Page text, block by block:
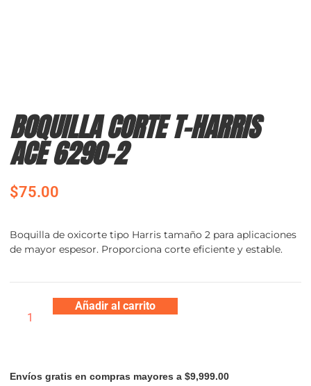
BOQUILLA CORTE T-HARRIS
ACE 6290-2
$75.00
Boquilla de oxicorte tipo Harris tamaño 2 para aplicaciones
de mayor espesor. Proporciona corte eficiente y estable.
Añadir al carrito
Envíos gratis en compras mayores a $9,999.00